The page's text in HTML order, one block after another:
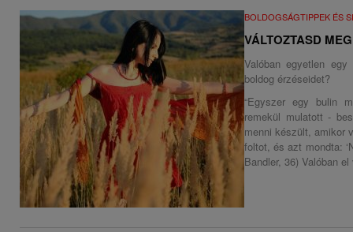
BOLDOGSÁGTIPPEK ÉS
VÁLTOZTASD
Valóban egyetlen
boldog érzéseidet?
“Egyszer egy bulin
remekül mulatott -
menni készült, amikor
foltot, és azt mondta:
Bandler, 36) Valóban